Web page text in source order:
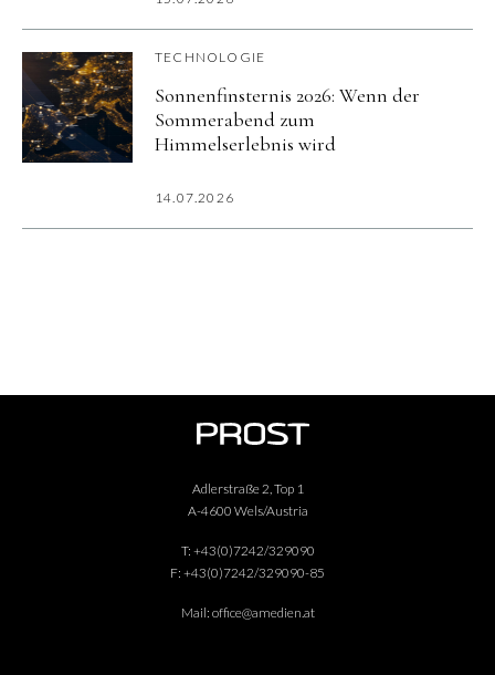
TECHNOLOGIE
Sonnenfinsternis 2026: Wenn der
Sommerabend zum
Himmelserlebnis wird
14.07.2026
Adlerstraße 2, Top 1
A-4600 Wels/Austria
T: +43(0)7242/329090
F: +43(0)7242/329090-85
Mail: office@amedien.at